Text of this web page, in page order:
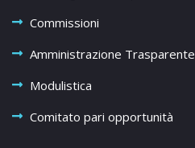
Commissioni
Amministrazione Trasparente
Modulistica
Comitato pari opportunità